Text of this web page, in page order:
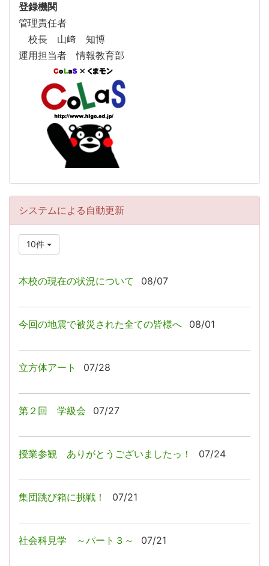
登録機関
管理責任者
校長 山﨑 知博
運用担当者 情報教育部
システムによる自動更新
10件
本校の現在の状況について 08/07
今回の地震で被災された全ての皆様へ 08/01
立方体アート 07/28
第２回 学級会 07/27
授業参観 ありがとうございましたっ！ 07/24
集団跳び箱に挑戦！ 07/21
社会科見学 ～パート３～ 07/21